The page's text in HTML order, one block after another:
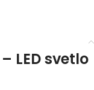
LED svetlo